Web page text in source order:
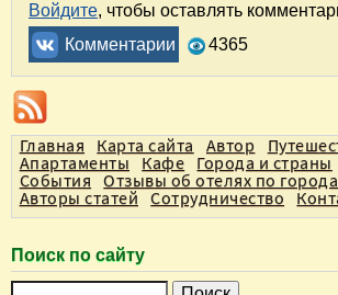
Войдите, чтобы оставлять
Комментарии
4365
Главная Карта сайта Автор
Апартаменты
Кафе Города и страны
События
Отзывы об отелях по
Авторы статей
Сотрудничество
Поиск по сайту